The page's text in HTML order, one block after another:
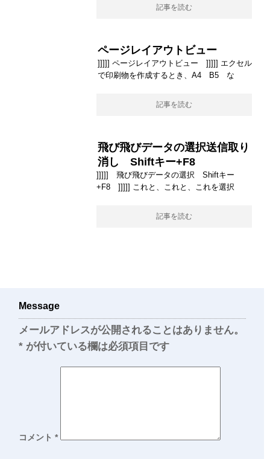
記事を読む
ページレイアウトビュー
]]]]] ページレイアウトビュー ]]]]] エクセル
で印刷物を作成するとき、A4 B5 な
記事を読む
飛び飛びデータの選択送信取り
消し Shiftキー+F8
]]]]] 飛び飛びデータの選択 Shiftキー
+F8 ]]]]] これと、これと、これを選択
記事を読む
Message
メールアドレスが公開されることはありません。
* が付いている欄は必須項目です
コメント *